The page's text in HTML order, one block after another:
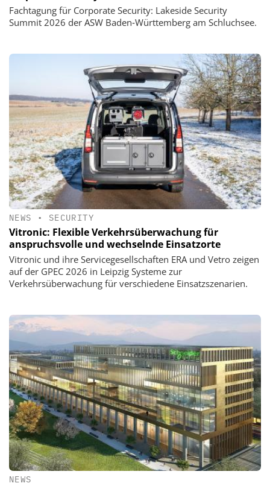
Fachtagung für Corporate Security: Lakeside Security
Summit 2026 der ASW Baden‑Württemberg am Schluchsee.
NEWS • SECURITY
Vitronic: Flexible Verkehrsüberwachung für
anspruchsvolle und wechselnde Einsatzorte
Vitronic und ihre Servicegesellschaften ERA und Vetro zeigen
auf der GPEC 2026 in Leipzig Systeme zur
Verkehrsüberwachung für verschiedene Einsatzszenarien.
NEWS